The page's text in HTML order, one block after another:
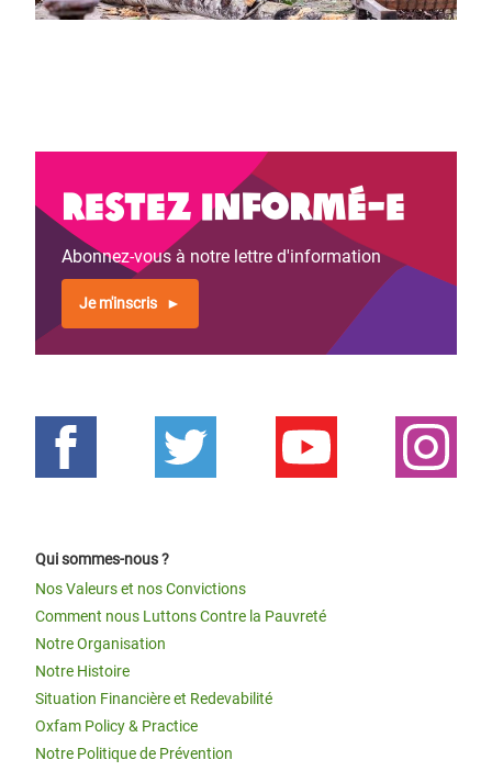
Restez informé-e
Abonnez-vous à notre lettre d'information
Je m'inscris
Qui sommes-nous ?
Nos Valeurs et nos Convictions
Comment nous Luttons Contre la Pauvreté
Notre Organisation
Notre Histoire
Situation Financière et Redevabilité
Oxfam Policy & Practice
Notre Politique de Prévention